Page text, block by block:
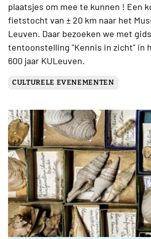
plaatsjes om mee te kunnen ! Een
fietstocht van ± 20 km naar het
Leuven. Daar bezoeken we met
tentoonstelling "Kennis in zicht" in
600 jaar KULeuven.
CULTURELE EVENEMENTEN